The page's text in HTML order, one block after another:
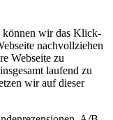
können wir das Klick-
nachvollziehen
Webseite zu
laufend zu
wir auf dieser